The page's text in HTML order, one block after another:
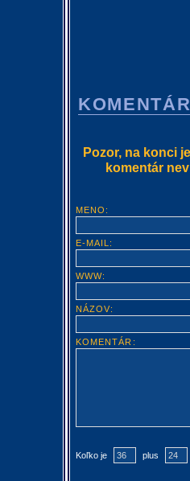
Pozor, na konci
komentár
MENO:
E-MAIL:
WWW:
NÁZOV:
KOMENTÁR:
Koľko je plus